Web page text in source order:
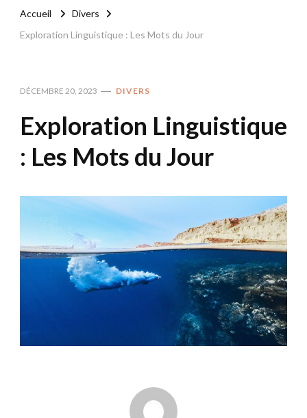
Accueil
Divers
Exploration Linguistique : Les Mots du Jour
DÉCEMBRE 20, 2023 DIVERS
Exploration Linguistique
: Les Mots du Jour